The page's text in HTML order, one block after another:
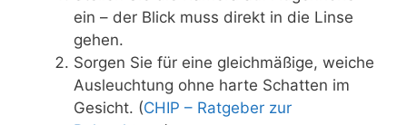
ein – der Blick muss direkt in die Linse
gehen.
Sorgen Sie für eine gleichmäßige, weiche
Ausleuchtung ohne harte Schatten im
Gesicht. (CHIP – Ratgeber zur